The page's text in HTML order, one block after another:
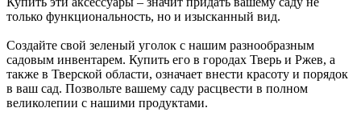
только функциональность, но и изысканный вид.
Создайте свой зеленый уголок с нашим разнообразным
садовым инвентарем. Купить его в городах Тверь и Ржев, а
также в Тверской области, означает внести красоту и порядок
в ваш сад. Позвольте вашему саду расцвести в полном
великолепии с нашими продуктами.